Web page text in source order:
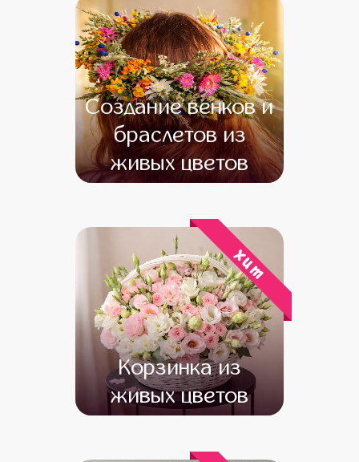
Создание венков и
браслетов из
живых цветов
Корзинка из
живых цветов
хит